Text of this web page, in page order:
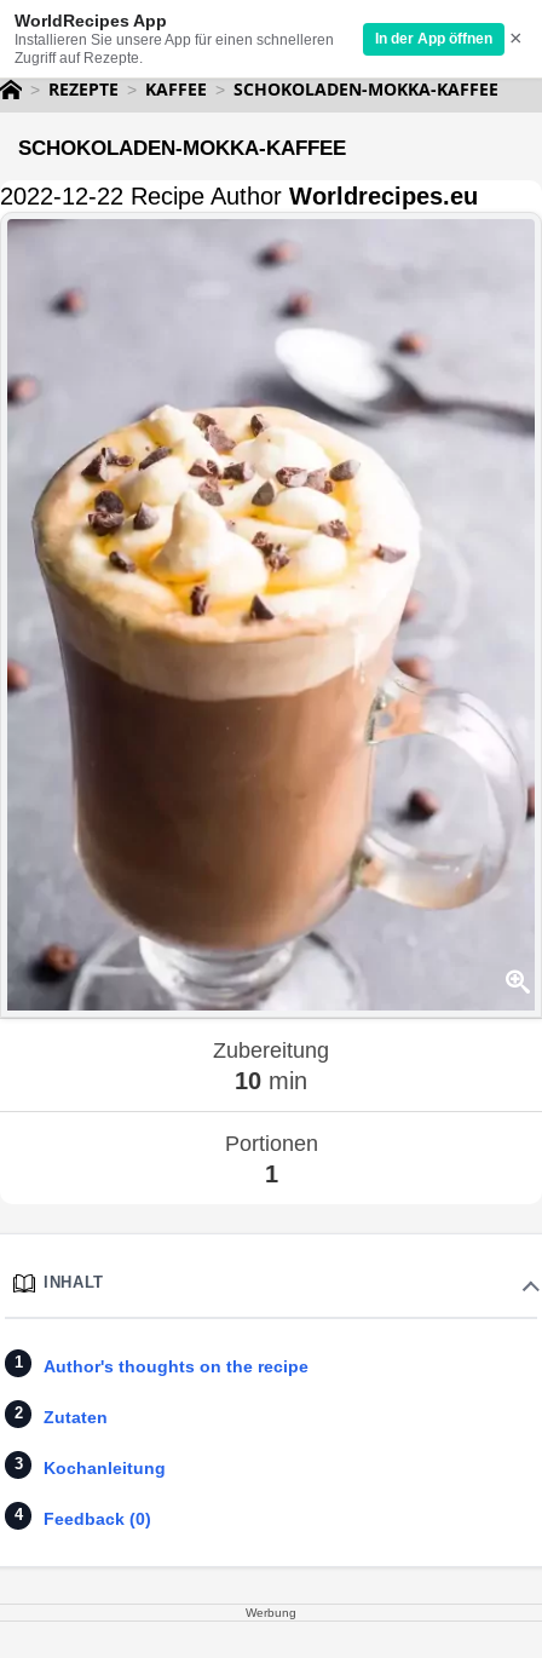
WorldRecipes App
Installieren Sie unsere App für einen schnelleren
Zugriff auf Rezepte.
In der App öffnen ×
REZEPTE KAFFEE SCHOKOLADEN-MOKKA-KAFFEE
SCHOKOLADEN-MOKKA-KAFFEE
2022-12-22 Recipe Author Worldrecipes.eu
Zubereitung
10 min
Portionen
1
INHALT
Author's thoughts on the recipe
Zutaten
Kochanleitung
Feedback (0)
Werbung